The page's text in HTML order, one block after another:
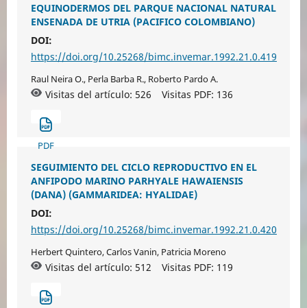
EQUINODERMOS DEL PARQUE NACIONAL NATURAL
ENSENADA DE UTRIA (PACIFICO COLOMBIANO)
DOI:
https://doi.org/10.25268/bimc.invemar.1992.21.0.419
Raul Neira O., Perla Barba R., Roberto Pardo A.
Visitas del artículo: 526 Visitas PDF: 136
PDF
SEGUIMIENTO DEL CICLO REPRODUCTIVO EN EL
ANFIPODO MARINO PARHYALE HAWAIENSIS
(DANA) (GAMMARIDEA: HYALIDAE)
DOI:
https://doi.org/10.25268/bimc.invemar.1992.21.0.420
Herbert Quintero, Carlos Vanin, Patricia Moreno
Visitas del artículo: 512 Visitas PDF: 119